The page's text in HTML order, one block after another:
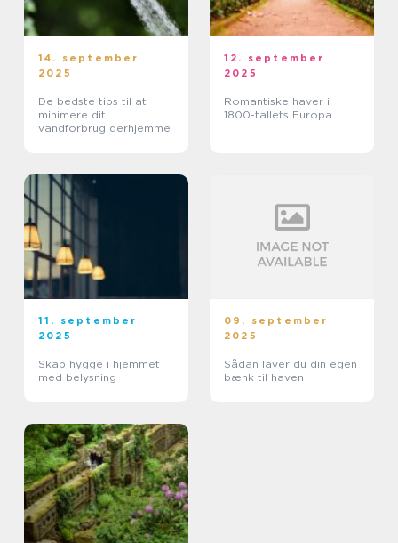
14. september
2025
De bedste tips til at
minimere dit
vandforbrug derhjemme
12. september
2025
Romantiske haver i
1800-tallets Europa
11. september
2025
Skab hygge i hjemmet
med belysning
09. september
2025
Sådan laver du din egen
bænk til haven